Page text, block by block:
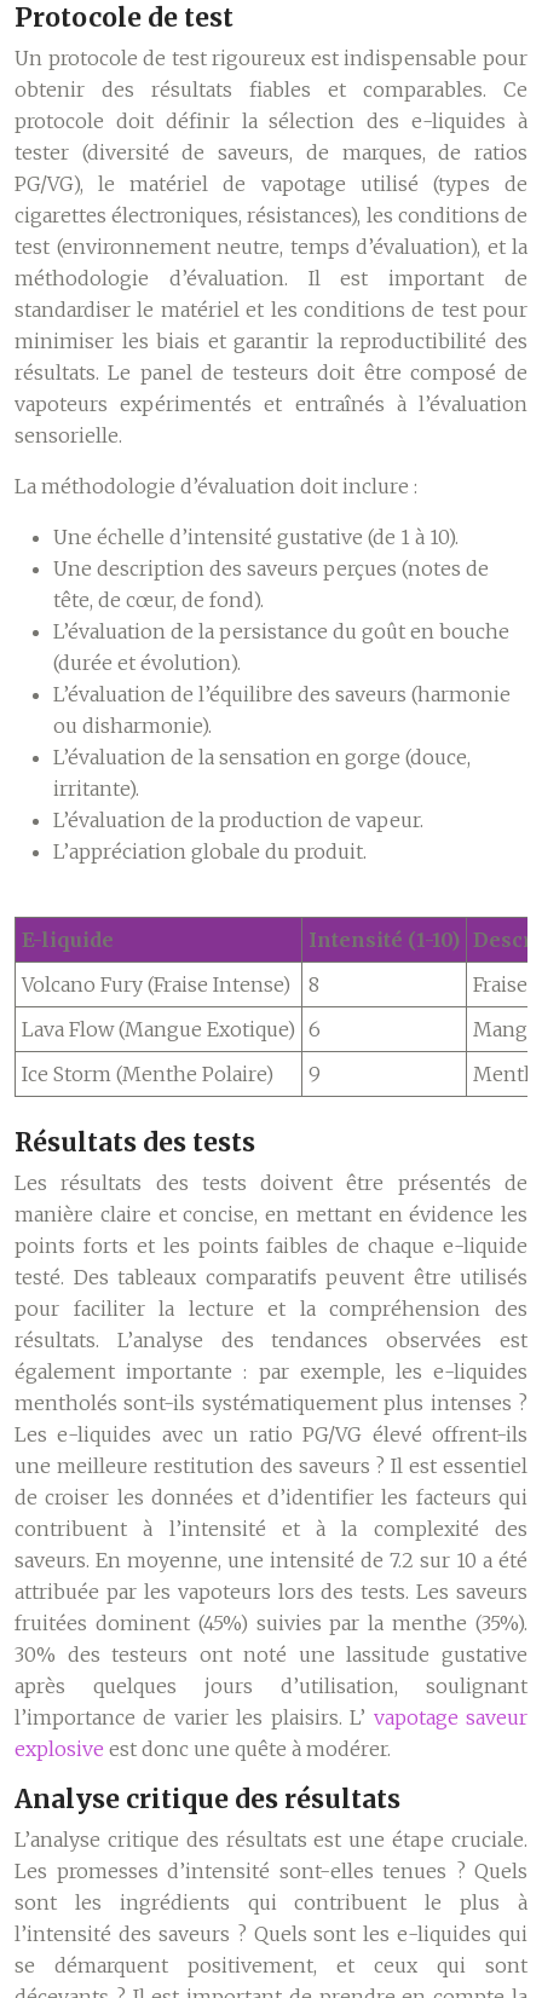
Protocole de test
Un protocole de test rigoureux est indispensable pour
obtenir des résultats fiables et comparables. Ce
protocole doit définir la sélection des e-liquides à
tester (diversité de saveurs, de marques, de ratios
PG/VG), le matériel de vapotage utilisé (types de
cigarettes électroniques, résistances), les conditions de
test (environnement neutre, temps d’évaluation), et la
méthodologie d’évaluation. Il est important de
standardiser le matériel et les conditions de test pour
minimiser les biais et garantir la reproductibilité des
résultats. Le panel de testeurs doit être composé de
vapoteurs expérimentés et entraînés à l’évaluation
sensorielle.
La méthodologie d’évaluation doit inclure :
Une échelle d’intensité gustative (de 1 à 10).
Une description des saveurs perçues (notes de
tête, de cœur, de fond).
L’évaluation de la persistance du goût en bouche
(durée et évolution).
L’évaluation de l’équilibre des saveurs (harmonie
ou disharmonie).
L’évaluation de la sensation en gorge (douce,
irritante).
L’évaluation de la production de vapeur.
L’appréciation globale du produit.
E-liquide Intensité (1-10)
Volcano Fury (Fraise Intense)
8
Fraise
Lava Flow (Mangue Exotique) 6
Ice Storm (Menthe Polaire)
9
Résultats des tests
Les résultats des tests doivent être présentés de
manière claire et concise, en mettant en évidence les
points forts et les points faibles de chaque e-liquide
testé. Des tableaux comparatifs peuvent être utilisés
pour faciliter la lecture et la compréhension des
résultats. L’analyse des tendances observées est
également importante : par exemple, les e-liquides
mentholés sont-ils systématiquement plus intenses ?
Les e-liquides avec un ratio PG/VG élevé offrent-ils
une meilleure restitution des saveurs ? Il est essentiel
de croiser les données et d’identifier les facteurs qui
contribuent à l’intensité et à la complexité des
saveurs. En moyenne, une intensité de 7.2 sur 10 a été
attribuée par les vapoteurs lors des tests. Les saveurs
fruitées dominent (45%) suivies par la menthe (35%).
30% des testeurs ont noté une lassitude gustative
après quelques jours d’utilisation, soulignant
l’importance de varier les plaisirs. L’ vapotage saveur
explosive est donc une quête à modérer.
Analyse critique des résultats
L’analyse critique des résultats est une étape cruciale.
Les promesses d’intensité sont-elles tenues ? Quels
sont les ingrédients qui contribuent le plus à
l’intensité des saveurs ? Quels sont les e-liquides qui
se démarquent positivement, et ceux qui sont